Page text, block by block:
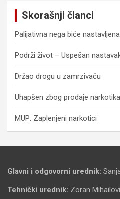
Skorašnji članci
Palijativna nega biće nastavljena
Podrži život – Uspešan
Držao drogu u zamrzivaču
Uhapšen zbog prodaje narkotika
MUP: Zaplenjeni narkotici
Glavni i odgovorni urednik:
Tehnički urednik: Zoran